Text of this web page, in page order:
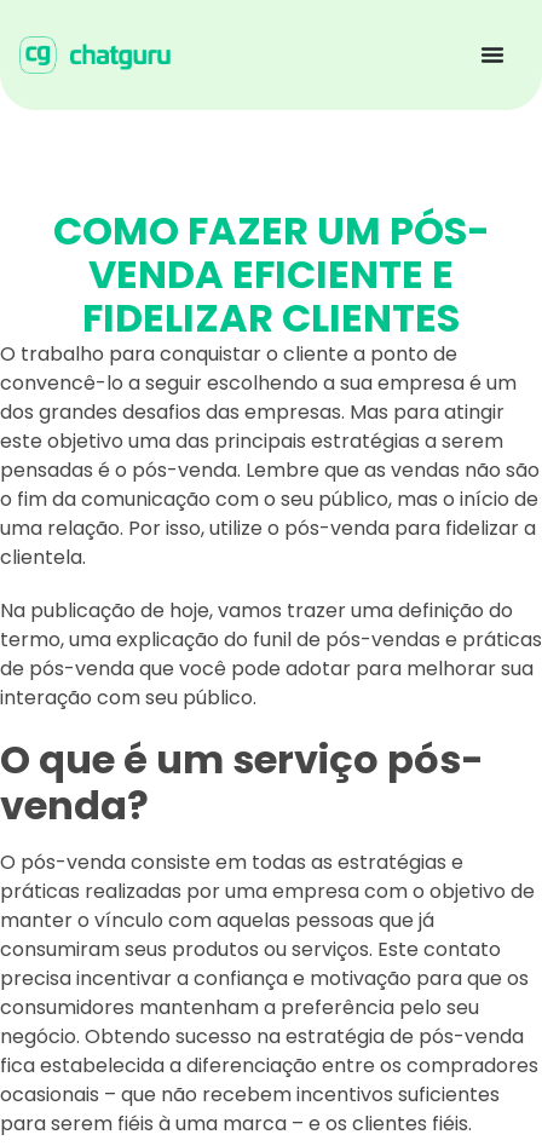
COMO FAZER UM PÓS-
VENDA EFICIENTE E
FIDELIZAR CLIENTES
O trabalho para conquistar o cliente a ponto de
convencê-lo a seguir escolhendo a sua empresa é um
dos grandes desafios das empresas. Mas para atingir
este objetivo uma das principais estratégias a serem
pensadas é o pós-venda. Lembre que as vendas não são
o fim da comunicação com o seu público, mas o início de
uma relação. Por isso, utilize o pós-venda para fidelizar a
clientela.
Na publicação de hoje, vamos trazer uma definição do
termo, uma explicação do funil de pós-vendas e práticas
de pós-venda que você pode adotar para melhorar sua
interação com seu público.
O que é um serviço pós-
venda?
O pós-venda consiste em todas as estratégias e
práticas realizadas por uma empresa com o objetivo de
manter o vínculo com aquelas pessoas que já
consumiram seus produtos ou serviços. Este contato
precisa incentivar a confiança e motivação para que os
consumidores mantenham a preferência pelo seu
negócio. Obtendo sucesso na estratégia de pós-venda
fica estabelecida a diferenciação entre os compradores
ocasionais – que não recebem incentivos suficientes
para serem fiéis à uma marca – e os clientes fiéis.